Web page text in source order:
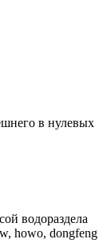
в нулевых
водораздела
howo, dongfeng